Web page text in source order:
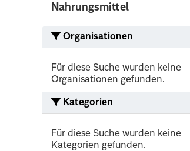
Nahrungsmittel
Organisationen
Für diese Suche wurden keine
Organisationen gefunden.
Kategorien
Für diese Suche wurden keine
Kategorien gefunden.